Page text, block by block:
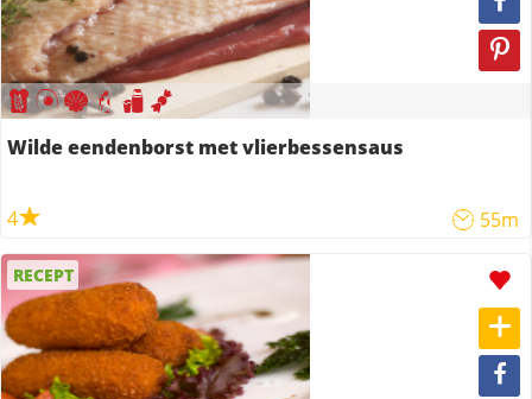
Wilde eendenborst met vlierbessensaus
4 55m
RECEPT